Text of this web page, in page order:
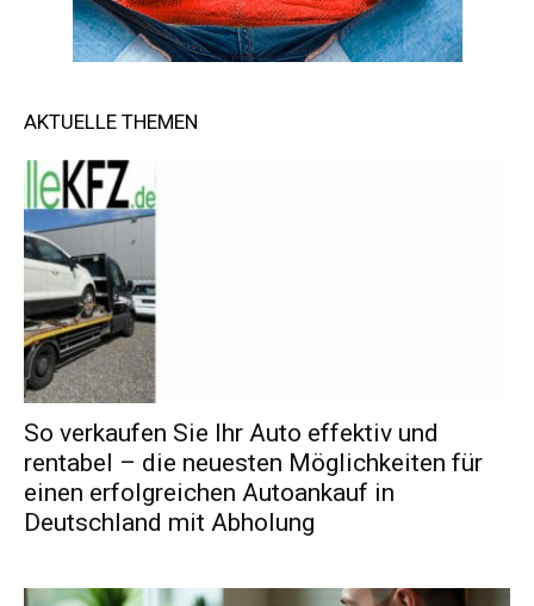
AKTUELLE THEMEN
So verkaufen Sie Ihr Auto effektiv und
rentabel – die neuesten Möglichkeiten für
einen erfolgreichen Autoankauf in
Deutschland mit Abholung